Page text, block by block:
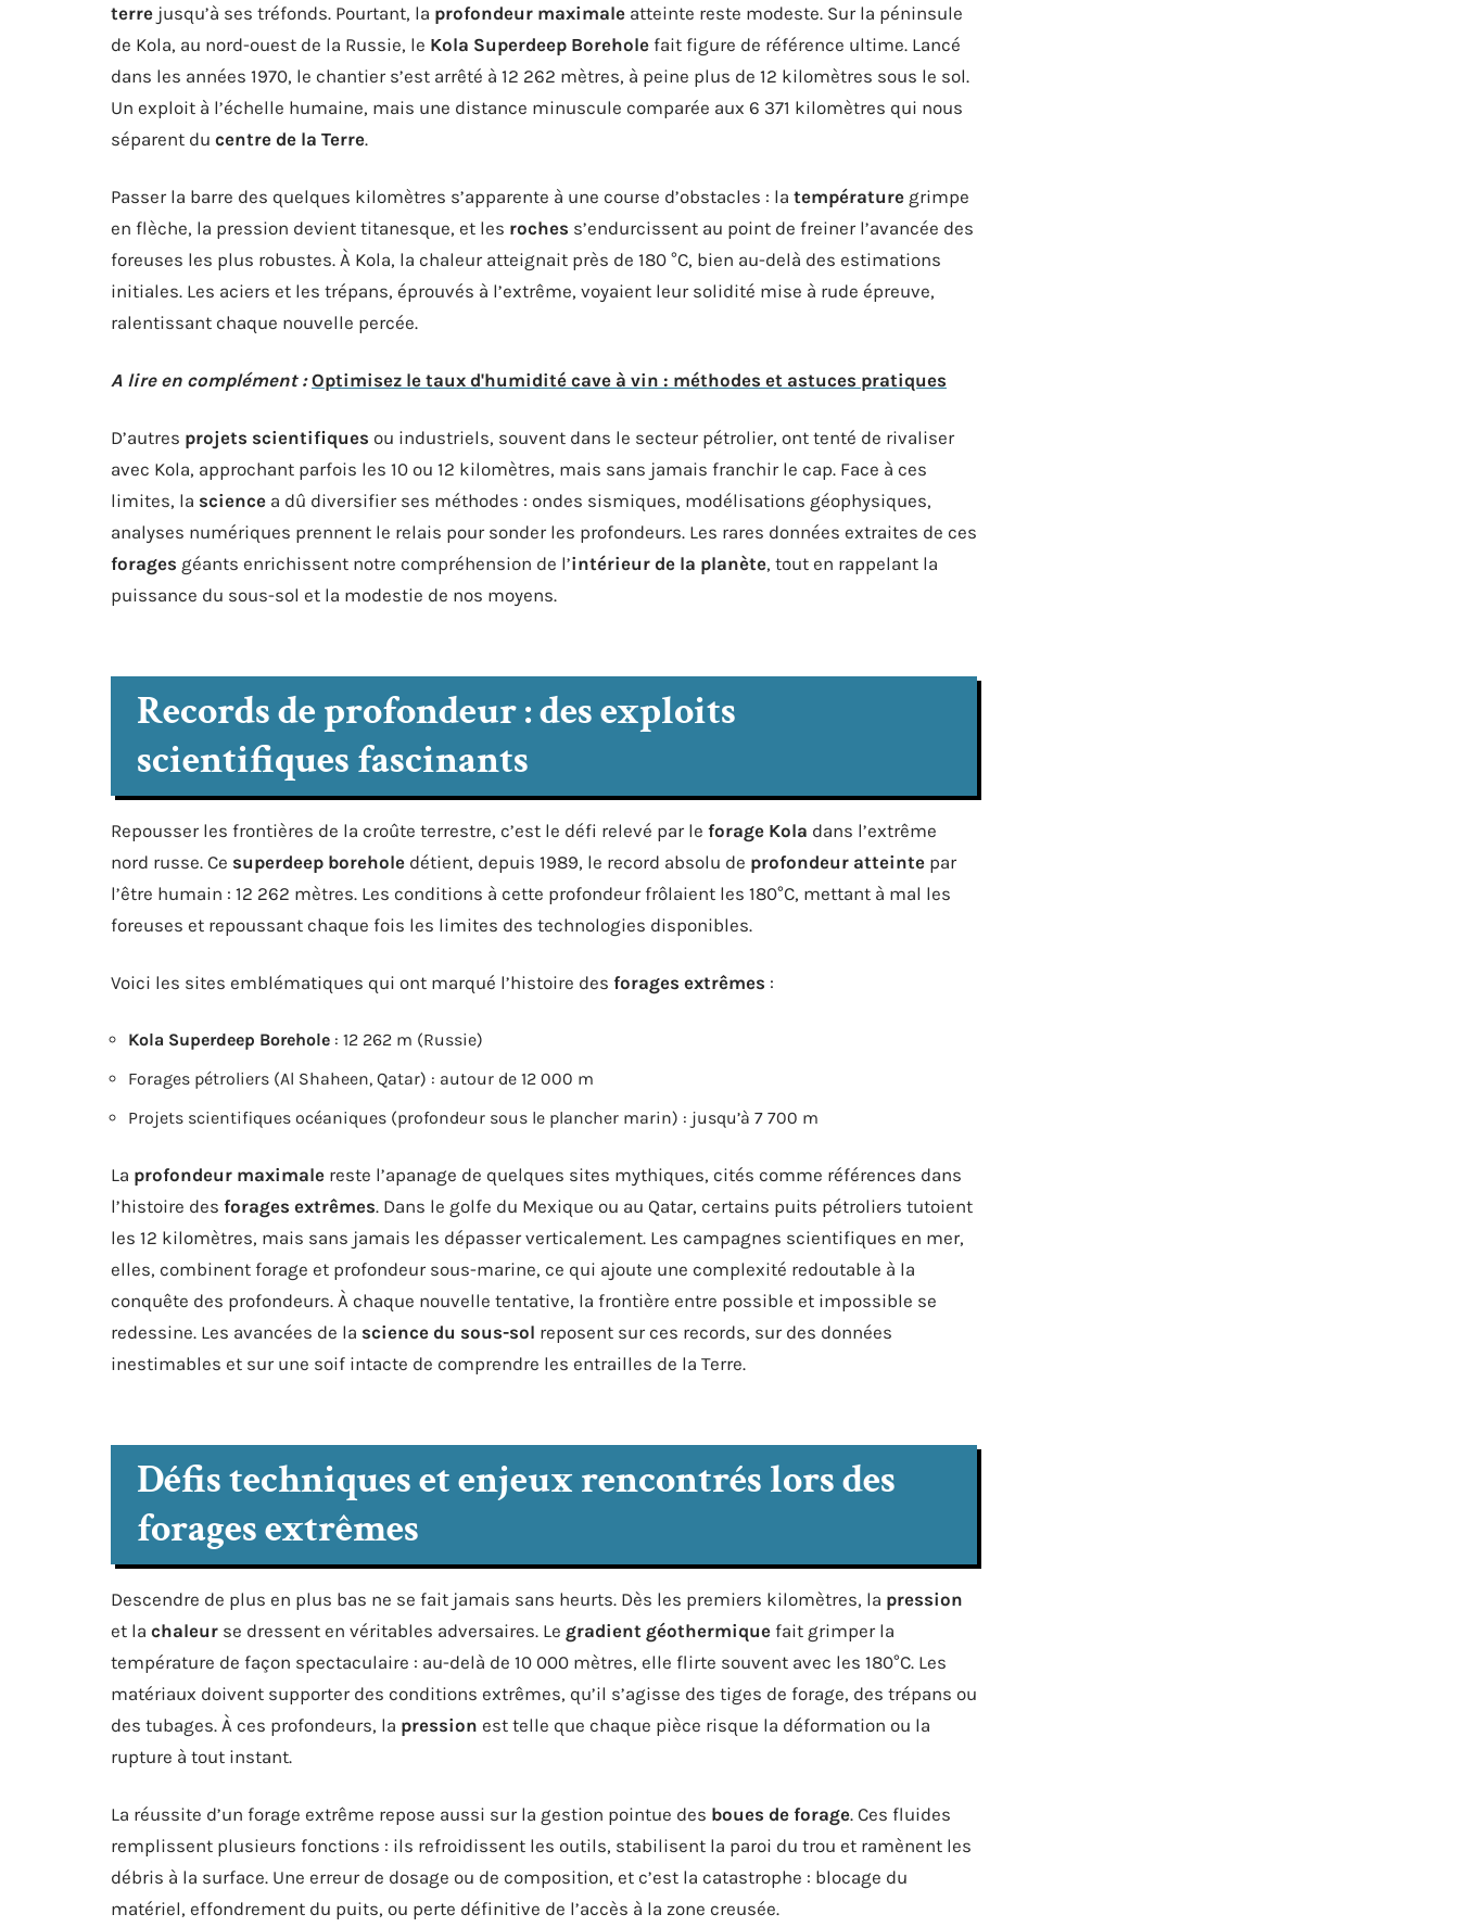
terre jusqu’à ses tréfonds. Pourtant, la profondeur maximale atteinte reste modeste. Sur la péninsule
de Kola, au nord-ouest de la Russie, le Kola Superdeep Borehole fait figure de référence ultime. Lancé
dans les années 1970, le chantier s’est arrêté à 12 262 mètres, à peine plus de 12 kilomètres sous le sol.
Un exploit à l’échelle humaine, mais une distance minuscule comparée aux 6 371 kilomètres qui nous
séparent du centre de la Terre.
Passer la barre des quelques kilomètres s’apparente à une course d’obstacles : la température grimpe
en flèche, la pression devient titanesque, et les roches s’endurcissent au point de freiner l’avancée des
foreuses les plus robustes. À Kola, la chaleur atteignait près de 180 °C, bien au-delà des estimations
initiales. Les aciers et les trépans, éprouvés à l’extrême, voyaient leur solidité mise à rude épreuve,
ralentissant chaque nouvelle percée.
A lire en complément : Optimisez le taux d'humidité cave à vin : méthodes et astuces pratiques
D’autres projets scientifiques ou industriels, souvent dans le secteur pétrolier, ont tenté de rivaliser
avec Kola, approchant parfois les 10 ou 12 kilomètres, mais sans jamais franchir le cap. Face à ces
limites, la science a dû diversifier ses méthodes : ondes sismiques, modélisations géophysiques,
analyses numériques prennent le relais pour sonder les profondeurs. Les rares données extraites de ces
forages géants enrichissent notre compréhension de l’intérieur de la planète, tout en rappelant la
puissance du sous-sol et la modestie de nos moyens.
Records de profondeur : des exploits
scientifiques fascinants
Repousser les frontières de la croûte terrestre, c’est le défi relevé par le forage Kola dans l’extrême
nord russe. Ce superdeep borehole détient, depuis 1989, le record absolu de profondeur atteinte par
l’être humain : 12 262 mètres. Les conditions à cette profondeur frôlaient les 180°C, mettant à mal les
foreuses et repoussant chaque fois les limites des technologies disponibles.
Voici les sites emblématiques qui ont marqué l’histoire des forages extrêmes :
Kola Superdeep Borehole : 12 262 m (Russie)
Forages pétroliers (Al Shaheen, Qatar) : autour de 12 000 m
Projets scientifiques océaniques (profondeur sous le plancher marin) : jusqu’à 7 700 m
La profondeur maximale reste l’apanage de quelques sites mythiques, cités comme références dans
l’histoire des forages extrêmes. Dans le golfe du Mexique ou au Qatar, certains puits pétroliers tutoient
les 12 kilomètres, mais sans jamais les dépasser verticalement. Les campagnes scientifiques en mer,
elles, combinent forage et profondeur sous-marine, ce qui ajoute une complexité redoutable à la
conquête des profondeurs. À chaque nouvelle tentative, la frontière entre possible et impossible se
redessine. Les avancées de la science du sous-sol reposent sur ces records, sur des données
inestimables et sur une soif intacte de comprendre les entrailles de la Terre.
Défis techniques et enjeux rencontrés lors des
forages extrêmes
Descendre de plus en plus bas ne se fait jamais sans heurts. Dès les premiers kilomètres, la pression
et la chaleur se dressent en véritables adversaires. Le gradient géothermique fait grimper la
température de façon spectaculaire : au-delà de 10 000 mètres, elle flirte souvent avec les 180°C. Les
matériaux doivent supporter des conditions extrêmes, qu’il s’agisse des tiges de forage, des trépans ou
des tubages. À ces profondeurs, la pression est telle que chaque pièce risque la déformation ou la
rupture à tout instant.
La réussite d’un forage extrême repose aussi sur la gestion pointue des boues de forage. Ces fluides
remplissent plusieurs fonctions : ils refroidissent les outils, stabilisent la paroi du trou et ramènent les
débris à la surface. Une erreur de dosage ou de composition, et c’est la catastrophe : blocage du
matériel, effondrement du puits, ou perte définitive de l’accès à la zone creusée.